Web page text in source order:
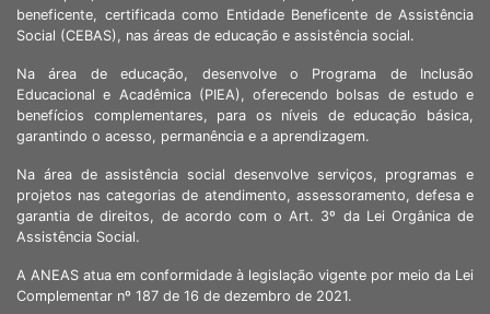
beneficente, certificada como Entidade Beneficente de Assistência
Social (CEBAS), nas áreas de educação e assistência social.
Na área de educação, desenvolve o Programa de Inclusão
Educacional e Acadêmica (PIEA), oferecendo bolsas de estudo e
benefícios complementares, para os níveis de educação básica,
garantindo o acesso, permanência e a aprendizagem.
Na área de assistência social desenvolve serviços, programas e
projetos nas categorias de atendimento, assessoramento, defesa e
garantia de direitos, de acordo com o Art. 3º da Lei Orgânica de
Assistência Social.
A ANEAS atua em conformidade à legislação vigente por meio da Lei
Complementar nº 187 de 16 de dezembro de 2021.